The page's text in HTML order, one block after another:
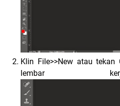
Klin File>>New atau tekan
lembar